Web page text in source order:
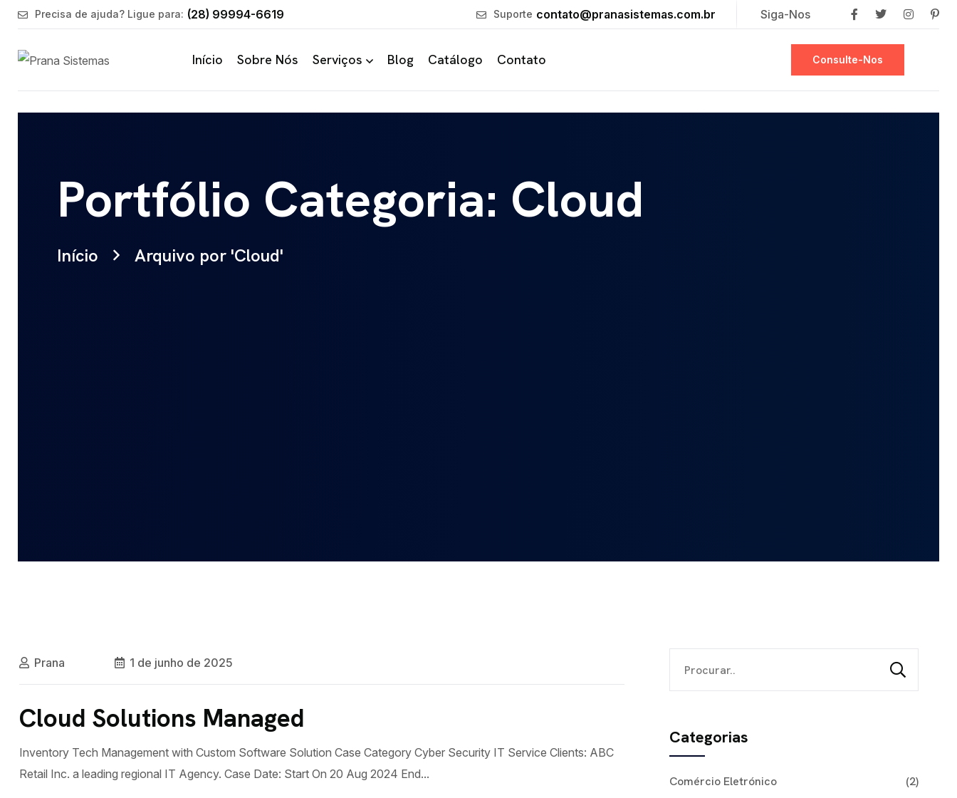
Precisa de ajuda? Ligue para: (28) 99994-6619 Suporte contato@pranasistemas.com.br Siga-Nos
Início Sobre Nós Serviços Blog Catálogo Contato Consulte-Nos
Portfólio Categoria: Cloud
Início Arquivo por 'Cloud'
Prana 1 de junho de 2025
Cloud Solutions Managed
Inventory Tech Management with Custom Software Solution Case Category Cyber Security IT Service Clients: ABC
Retail Inc. a leading regional IT Agency. Case Date: Start On 20 Aug 2024 End...
Categorias
Comércio Eletrónico
(2)